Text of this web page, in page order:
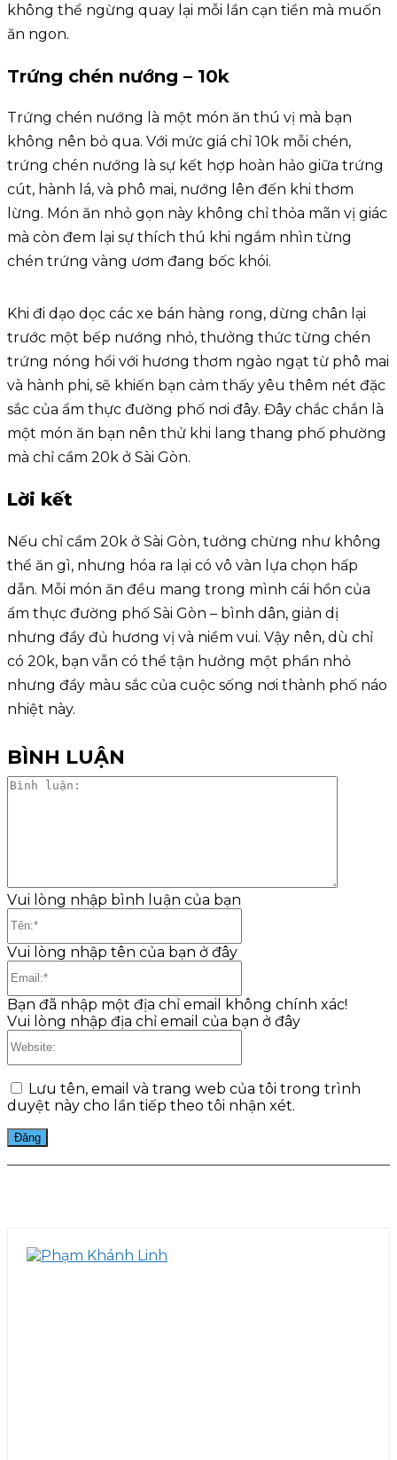
không thể ngừng quay lại mỗi lần cạn tiền mà muốn
ăn ngon.
Trứng chén nướng – 10k
Trứng chén nướng là một món ăn thú vị mà bạn
không nên bỏ qua. Với mức giá chỉ 10k mỗi chén,
trứng chén nướng là sự kết hợp hoàn hảo giữa trứng
cút, hành lá, và phô mai, nướng lên đến khi thơm
lừng. Món ăn nhỏ gọn này không chỉ thỏa mãn vị giác
mà còn đem lại sự thích thú khi ngắm nhìn từng
chén trứng vàng ươm đang bốc khói.
Khi đi dạo dọc các xe bán hàng rong, dừng chân lại
trước một bếp nướng nhỏ, thưởng thức từng chén
trứng nóng hổi với hương thơm ngào ngạt từ phô mai
và hành phi, sẽ khiến bạn cảm thấy yêu thêm nét đặc
sắc của ẩm thực đường phố nơi đây. Đây chắc chắn là
một món ăn bạn nên thử khi lang thang phố phường
mà chỉ cầm 20k ở Sài Gòn.
Lời kết
Nếu chỉ cầm 20k ở Sài Gòn, tưởng chừng như không
thể ăn gì, nhưng hóa ra lại có vô vàn lựa chọn hấp
dẫn. Mỗi món ăn đều mang trong mình cái hồn của
ẩm thực đường phố Sài Gòn – bình dân, giản dị
nhưng đầy đủ hương vị và niềm vui. Vậy nên, dù chỉ
có 20k, bạn vẫn có thể tận hưởng một phần nhỏ
nhưng đầy màu sắc của cuộc sống nơi thành phố náo
nhiệt này.
BÌNH LUẬN
Vui lòng nhập bình luận của bạn
Vui lòng nhập tên của bạn ở đây
Bạn đã nhập một địa chỉ email không chính xác!
Vui lòng nhập địa chỉ email của bạn ở đây
Lưu tên, email và trang web của tôi trong trình
duyệt này cho lần tiếp theo tôi nhận xét.